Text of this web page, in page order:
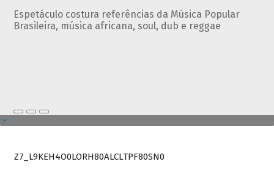
Espetáculo costura referências da Música Popular
Brasileira, música africana, soul, dub e reggae
Z7_L9KEH4O0LORH80ALCLTPF80SN0